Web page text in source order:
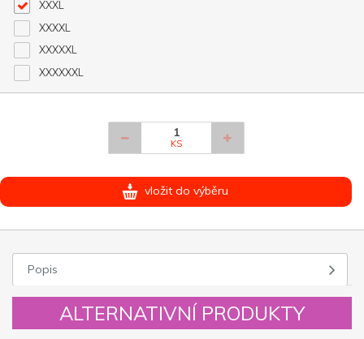
XXXL
XXXXL
XXXXXL
XXXXXXL
KS
vložit do výběru
Popis
ALTERNATIVNÍ PRODUKTY